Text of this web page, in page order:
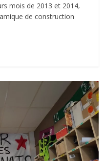
mois de 2013 et 2014,
de construction